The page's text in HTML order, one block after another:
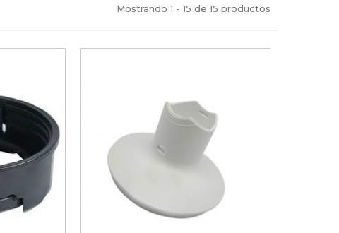
Mostrando 1 - 15 de 15 productos